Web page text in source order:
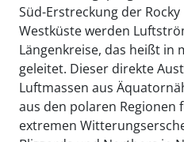
Süd-Erstreckung der
Westküste werden
Längenkreise, das heißt in
geleitet. Dieser direkte
Luftmassen aus
aus den polaren Regionen
extremen